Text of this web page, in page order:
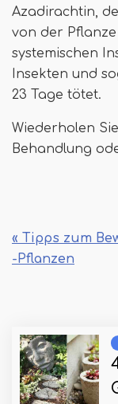
Azadirachtin,
von der
systemischen
Insekten und
23 Tage tötet.
Wiederholen
Behandlung
« Tipps zum
-Pflanzen